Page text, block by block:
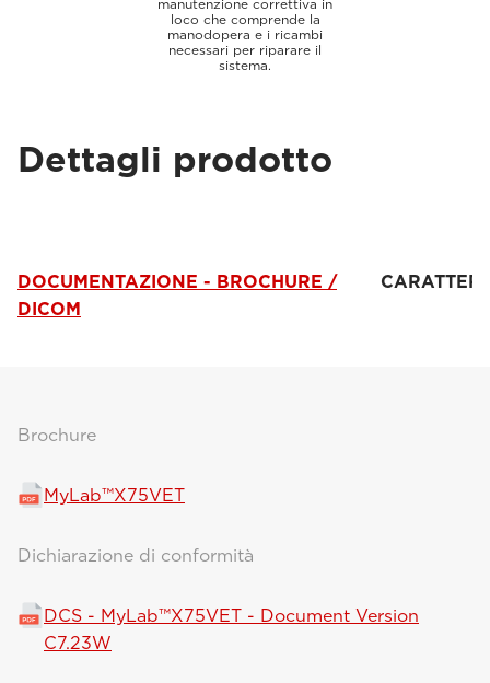
manutenzione correttiva in
loco che comprende la
manodopera e i ricambi
necessari per riparare il
sistema.
Dettagli prodotto
DOCUMENTAZIONE - BROCHURE /
DICOM
Brochure
MyLab™X75VET
Dichiarazione di conformità
DCS - MyLab™X75VET - Document Version
C7.23W